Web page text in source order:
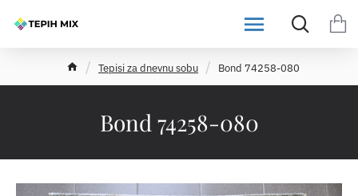
Bond 74258-080
o
Tepisi za dnevnu sobu Bond 74258-080